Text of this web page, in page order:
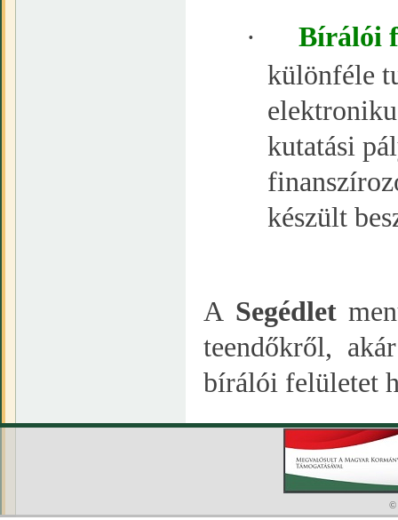
·
Bírálói
különféle
kutatási
készült
A Segédlet
teendőkről,
bírálói felületet
©